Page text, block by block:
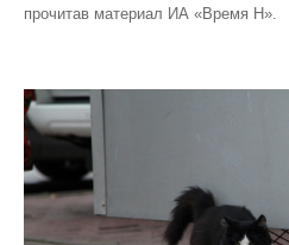
прочитав материал ИА «Время Н».